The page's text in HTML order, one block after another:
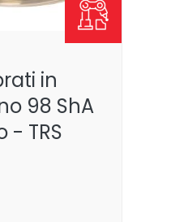
in
98 ShA
- TRS